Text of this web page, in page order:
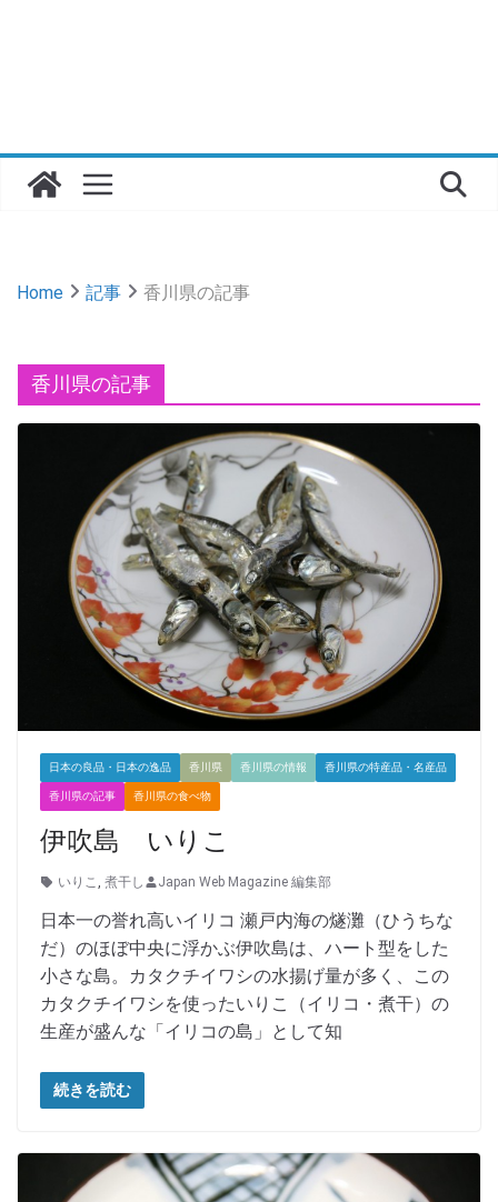
Home 記事 香川県の記事
香川県の記事
日本の良品・日本の逸品 香川県 香川県の情報 香川県の特産品・名産品
香川県の記事 香川県の食べ物
伊吹島 いりこ
いりこ , 煮干し Japan Web Magazine 編集部
日本一の誉れ高いイリコ 瀬戸内海の燧灘（ひうちな
だ）のほぼ中央に浮かぶ伊吹島は、ハート型をした
小さな島。カタクチイワシの水揚げ量が多く、この
カタクチイワシを使ったいりこ（イリコ・煮干）の
生産が盛んな「イリコの島」として知
続きを読む